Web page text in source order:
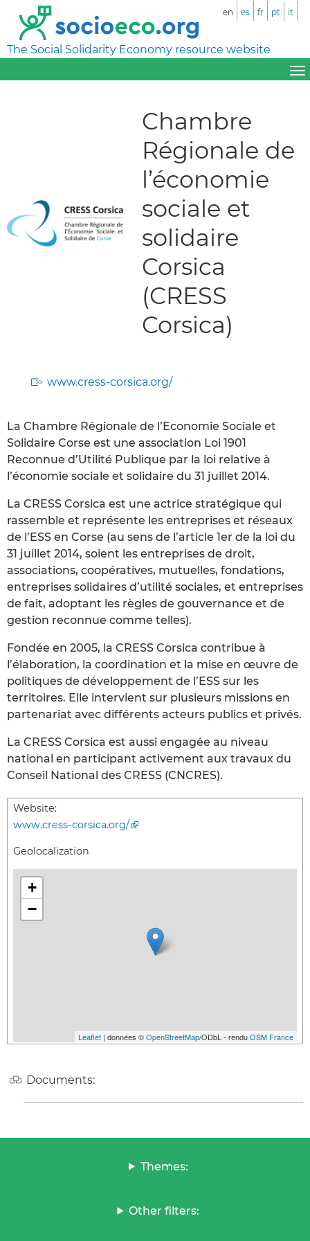
The Social Solidarity Economy resource website
en es fr pt it
Chambre
Régionale de
l’économie
sociale et
solidaire
Corsica
(CRESS
Corsica)
www.cress-corsica.org/
La Chambre Régionale de l’Economie Sociale et
Solidaire Corse est une association Loi 1901
Reconnue d’Utilité Publique par la loi relative à
l’économie sociale et solidaire du 31 juillet 2014.
La CRESS Corsica est une actrice stratégique qui
rassemble et représente les entreprises et réseaux
de l’ESS en Corse (au sens de l’article 1er de la loi du
31 juillet 2014, soient les entreprises de droit,
associations, coopératives, mutuelles, fondations,
entreprises solidaires d’utilité sociales, et entreprises
de fait, adoptant les règles de gouvernance et de
gestion reconnue comme telles).
Fondée en 2005, la CRESS Corsica contribue à
l’élaboration, la coordination et la mise en œuvre de
politiques de développement de l’ESS sur les
territoires. Elle intervient sur plusieurs missions en
partenariat avec différents acteurs publics et privés.
La CRESS Corsica est aussi engagée au niveau
national en participant activement aux travaux du
Conseil National des CRESS (CNCRES).
Website:
www.cress-corsica.org/
Geolocalization
+
−
Leaflet | données ©OpenStreetMap/ODbL - renduOSM France
Documents:
Themes:
Other filters: